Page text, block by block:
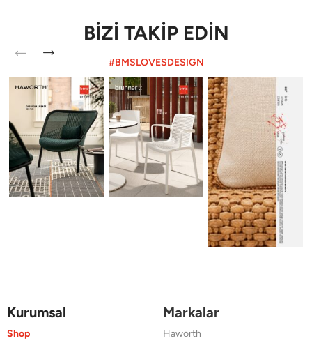
BİZİ TAKİP EDİN
#BMSLOVESDESIGN
Kurumsal
Shop
Markalar
Haworth